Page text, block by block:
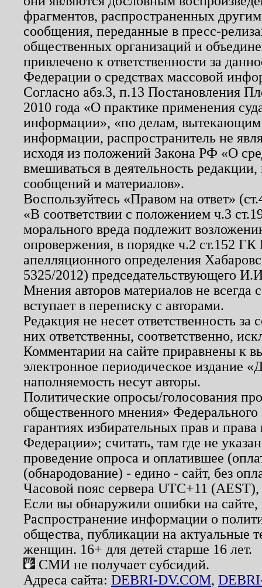
фрагментов, распространенных
сообщения, переданные в пресс-
общественных организаций и
привлечено к ответственности за
Федерации о средствах массовой
Согласно абз.3, п.13 Постановления
2010 года «О практике применения
информации», «по делам, вытекающим
информации, распространитель не
исходя из положений Закона РФ «О
вмешиваться в деятельность
сообщений и материалов».
Воспользуйтесь «Правом на ответ»
«В соответствии с положением ч.3
морального вреда подлежит
опровержения, в порядке ч.2 ст.152
апелляционного определения
5325/2012) председательствующего
Мнения авторов материалов не
вступает в переписку с авторами.
Редакция не несет ответственность
них ответственны, соответственно,
Комментарии на сайте приравнены к
электронное периодическое издание
наполняемость несут авторы.
Политические опросы/голосования
общественного мнения»
гарантиях избирательных прав и
Федерации»; считать, там где не
проведение опроса и оплатившее
(обнародование) - едино - сайт, без
Часовой пояс сервера UTC+11
Если вы обнаружили ошибки на
Распространение информации о
общества, публикации на актуальные
женщин. 16+ для детей старше 16 лет.
СМИ не получает субсидий.
Адреса сайта: DEBRI-DV.COM,